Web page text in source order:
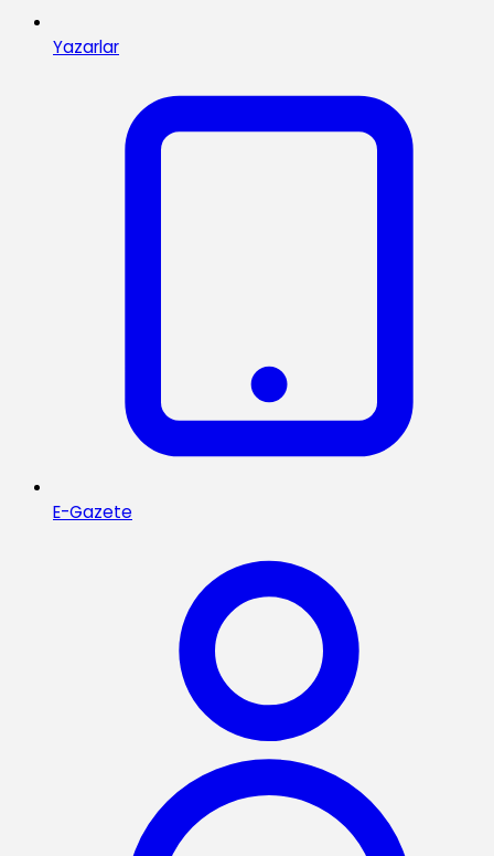
Yazarlar
E-Gazete